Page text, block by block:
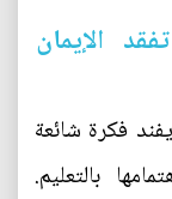
الإيمان
فكرة شائعة
بالتعليم.